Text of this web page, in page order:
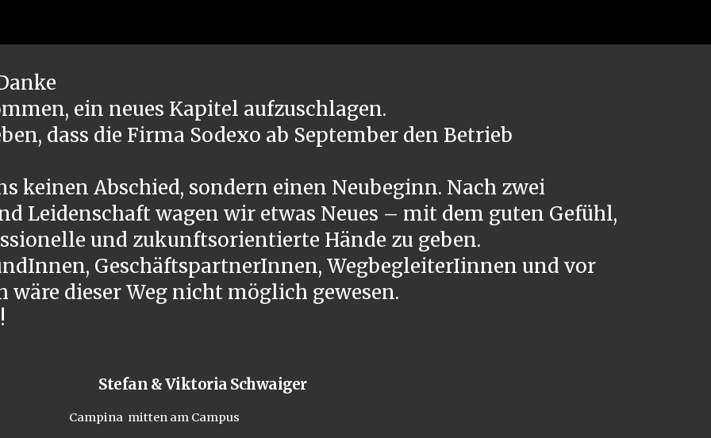
ein neues Kapitel aufzuschlagen.
dass die Firma Sodexo ab September den Betrieb
keinen Abschied, sondern einen Neubeginn. Nach zwei
Leidenschaft wagen wir etwas Neues – mit dem guten Gefühl,
und zukunftsorientierte Hände zu geben.
GeschäftspartnerInnen, WegbegleiterIinnen und vor
wäre dieser Weg nicht möglich gewesen.
Stefan & Viktoria Schwaiger
am Campus